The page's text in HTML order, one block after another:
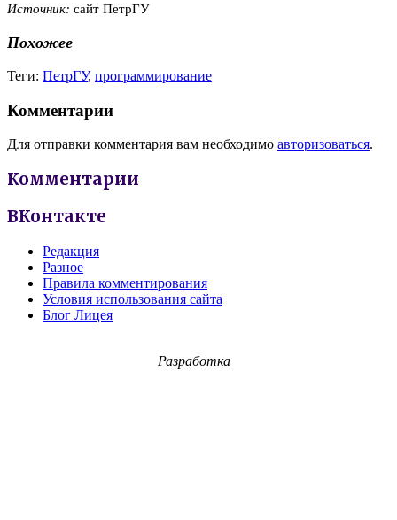
Источник: сайт ПетрГУ
Похожее
Теги: ПетрГУ, программирование
Комментарии
Для отправки комментария вам необходимо авторизоваться.
Комментарии
ВКонтакте
Редакция
Разное
Правила комментирования
Условия использования сайта
Блог Лицея
Разработка